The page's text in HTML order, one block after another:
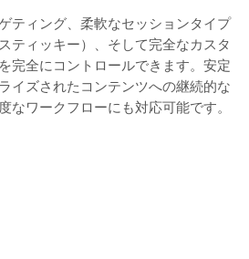
ティング、柔軟なセッションタイプ
ティッキー）、そして完全なカスタ
完全にコントロールできます。安定
イズされたコンテンツへの継続的な
なワークフローにも対応可能です。